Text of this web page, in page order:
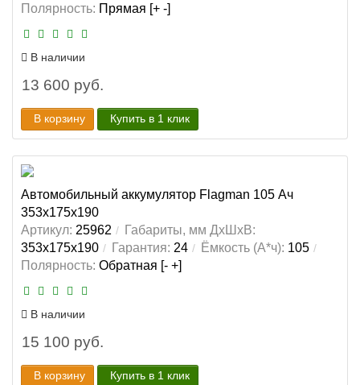
Полярность: Прямая [+ -]
В наличии
13 600 руб.
В корзину Купить в 1 клик
Автомобильный аккумулятор Flagman 105 Ач
353x175x190
Артикул: 25962
Габариты, мм ДхШхВ:
353x175x190
Гарантия: 24 Ёмкость (А*ч): 105
Полярность: Обратная [- +]
В наличии
15 100 руб.
В корзину Купить в 1 клик